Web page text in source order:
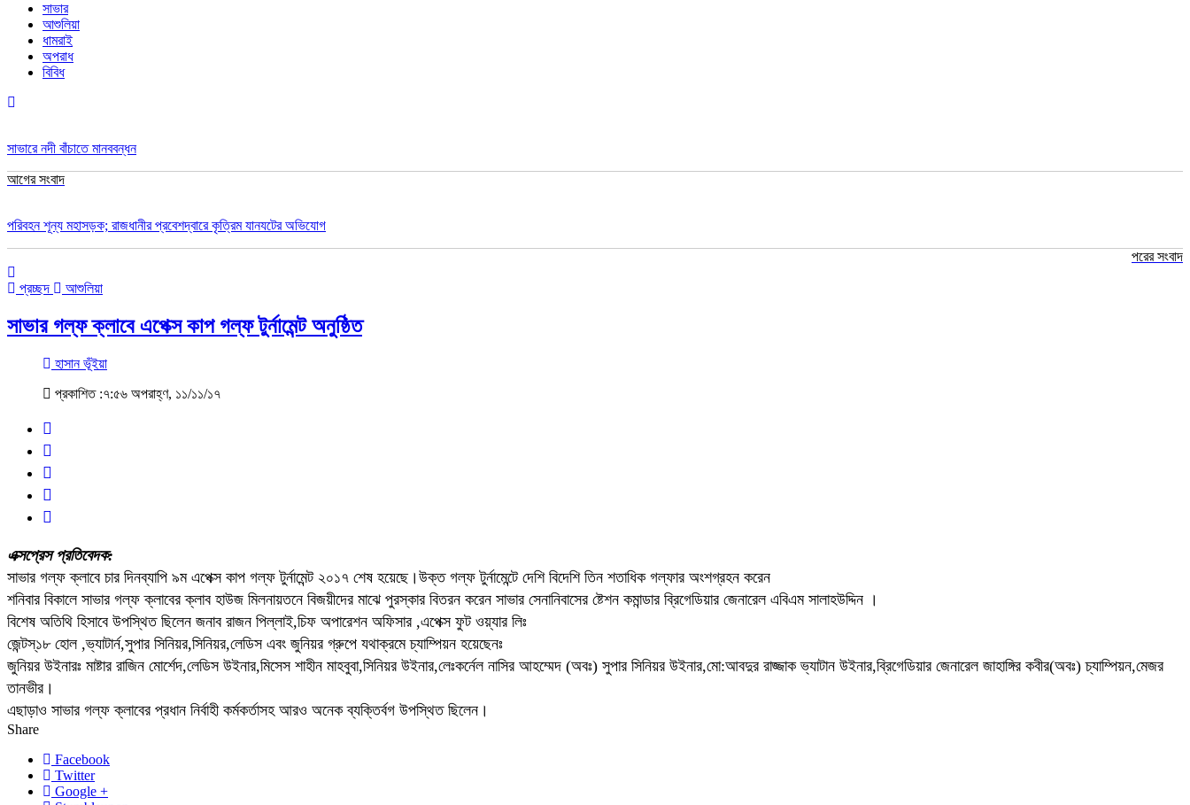
সাভার
আশুলিয়া
ধামরাই
অপরাধ
বিবিধ
সাভারে নদী বাঁচাতে মানববন্ধন
আগের সংবাদ
পরিবহন শূন্য মহাসড়ক; রাজধানীর প্রবেশদ্বারে কৃত্রিম যানযটের অভিযোগ
পরের সংবাদ
প্রচ্ছদ আশুলিয়া
সাভার গল্ফ ক্লাবে এপেক্স কাপ গল্ফ টুর্নামেন্ট অনুষ্ঠিত
হাসান ভূঁইয়া
প্রকাশিত :৭:৫৬ অপরাহ্ণ, ১১/১১/১৭
এক্সপ্রেস প্রতিবেদক:
সাভার গল্ফ ক্লাবে চার দিনব্যাপি ৯ম এপেক্স কাপ গল্ফ টুর্নামেন্ট ২০১৭ শেষ হয়েছে।উক্ত গল্ফ টুর্নামেন্টে দেশি বিদেশি তিন শতাধিক গল্ফার অংশগ্রহন করেন
শনিবার বিকালে সাভার গল্ফ ক্লাবের ক্লাব হাউজ মিলনায়তনে বিজয়ীদের মাঝে পুরস্কার বিতরন করেন সাভার সেনানিবাসের ষ্টেশন কমান্ডার ব্রিগেডিয়ার জেনারেল এবিএম সালাহউদ্দিন ।
বিশেষ অতিথি হিসাবে উপস্থিত ছিলেন জনাব রাজন পিল্লাই,চিফ অপারেশন অফিসার ,এপেক্স ফুট ওয়্যার লিঃ
জেন্টস্১৮ হোল ,ভ্যাটার্ন,সুপার সিনিয়র,সিনিয়র,লেডিস এবং জুনিয়র গ্রুপে যথাক্রমে চ্যাম্পিয়ন হয়েছেনঃ
জুনিয়র উইনারঃ মাষ্টার রাজিন মোর্শেদ,লেডিস উইনার,মিসেস শাহীন মাহবুবা,সিনিয়র উইনার,লেঃকর্নেল নাসির আহম্মেদ (অবঃ) সুপার সিনিয়র উইনার,মো:আবদুর রাজ্জাক ভ্যাটান উইনার,ব্রিগেডিয়ার জেনারেল জাহাঙ্গির কবীর(অবঃ) চ্যাম্পিয়ন,মেজর
তানভীর।
এছাড়াও সাভার গল্ফ ক্লাবের প্রধান নির্বাহী কর্মকর্তাসহ আরও অনেক ব্যক্তির্বগ উপস্থিত ছিলেন।
Share
Facebook
Twitter
Google +